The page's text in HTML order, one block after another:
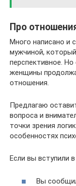
Про
Много написано и
мужчиной,
перспективное.
женщины
отношения.
Предлагаю
вопроса и
точки зрения
особенностях
Если вы вступили
Вы